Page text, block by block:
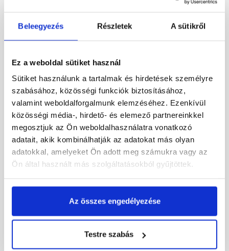
Beleegyezés Részletek A sütikről
Ez a weboldal sütiket használ
Sütiket használunk a tartalmak és hirdetések személyre
szabásához, közösségi funkciók biztosításához,
valamint weboldalforgalmunk elemzéséhez. Ezenkívül
közösségi média-, hirdető- és elemező partnereinkkel
megosztjuk az Ön weboldalhasználatra vonatkozó
adatait, akik kombinálhatják az adatokat más olyan
adatokkal, amelyeket Ön adott meg számukra vagy az
Ön által használt más szolgáltatásokból gyűjtöttek.
Az összes engedélyezése
Testre szabás
Bramac Római Novo
alapcserép antracit
499 Ft/ db
Bramac Római Star
alapcserép antracit
769 Ft/ db